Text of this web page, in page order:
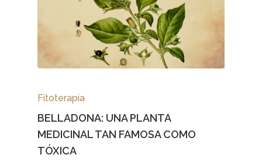
Fitoterapia
BELLADONA: UNA PLANTA
MEDICINAL TAN FAMOSA COMO
TÓXICA